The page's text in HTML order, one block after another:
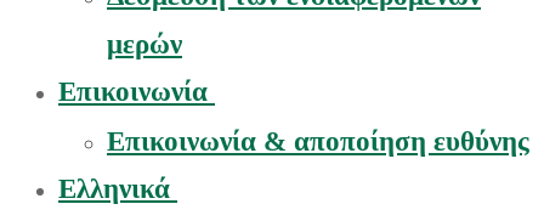
μερών
Επικοινωνία
Επικοινωνία & αποποίηση ευθύνης
Ελληνικά